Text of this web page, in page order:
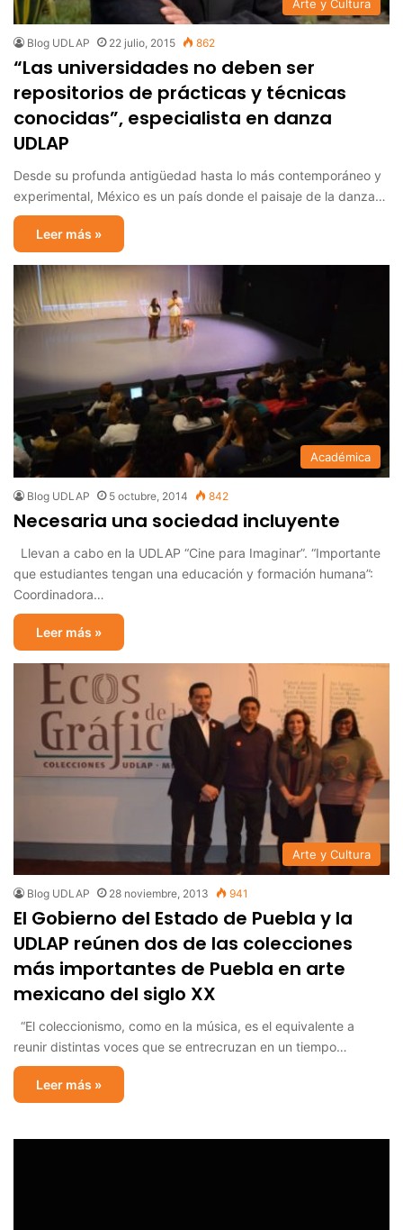
Arte y Cultura
Blog UDLAP 22 julio, 2015 862
“Las universidades no deben ser
repositorios de prácticas y técnicas
conocidas”, especialista en danza
UDLAP
Desde su profunda antigüedad hasta lo más contemporáneo y
experimental, México es un país donde el paisaje de la danza…
Leer más »
Académica
Blog UDLAP 5 octubre, 2014 842
Necesaria una sociedad incluyente
Llevan a cabo en la UDLAP “Cine para Imaginar”. “Importante
que estudiantes tengan una educación y formación humana”:
Coordinadora…
Leer más »
Arte y Cultura
Blog UDLAP 28 noviembre, 2013 941
El Gobierno del Estado de Puebla y la
UDLAP reúnen dos de las colecciones
más importantes de Puebla en arte
mexicano del siglo XX
“El coleccionismo, como en la música, es el equivalente a
reunir distintas voces que se entrecruzan en un tiempo…
Leer más »